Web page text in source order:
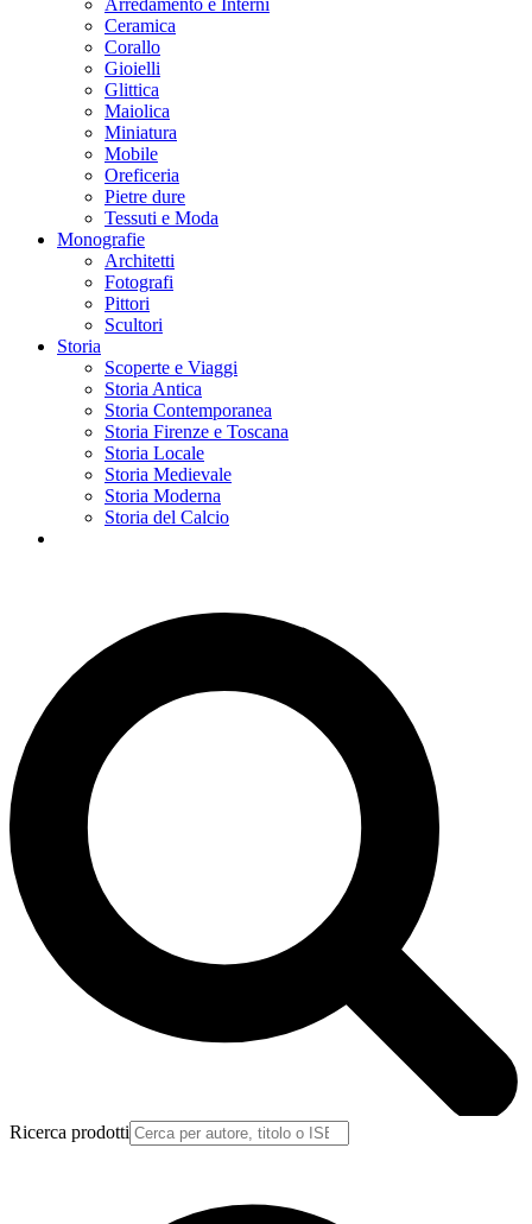
Arredamento e Interni
Ceramica
Corallo
Gioielli
Glittica
Maiolica
Miniatura
Mobile
Oreficeria
Pietre dure
Tessuti e Moda
Monografie
Architetti
Fotografi
Pittori
Scultori
Storia
Scoperte e Viaggi
Storia Antica
Storia Contemporanea
Storia Firenze e Toscana
Storia Locale
Storia Medievale
Storia Moderna
Storia del Calcio
Ricerca prodotti